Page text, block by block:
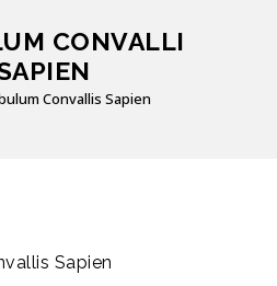
CONVALLI
Convallis Sapien
Sapien